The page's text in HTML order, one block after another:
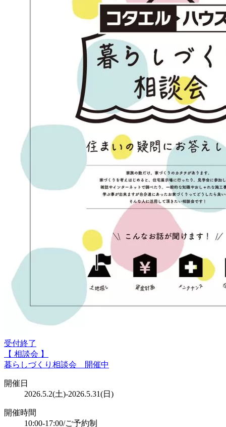
受付終了
【 相談会 】
暮らしづくり相談会 開催中
開催日
2026.5.2(土)-2026.5.31(日)
開催時間
10:00-17:00/ご予約制